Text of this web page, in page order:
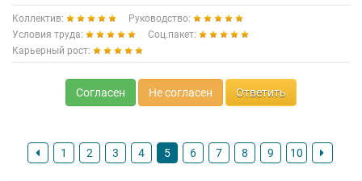
Коллектив:
Руководство:
Условия труда:
Соц.пакет:
Карьерный рост:
Согласен Не согласен Ответить
1 2 3 4 5 6 7 8 9 10